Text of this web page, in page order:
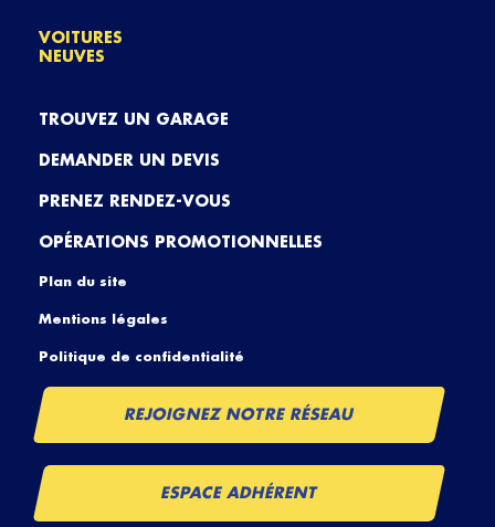
VOITURES
NEUVES
TROUVEZ UN GARAGE
DEMANDER UN DEVIS
PRENEZ RENDEZ-VOUS
OPÉRATIONS PROMOTIONNELLES
Plan du site
Mentions légales
Politique de confidentialité
REJOIGNEZ NOTRE RÉSEAU
ESPACE ADHÉRENT